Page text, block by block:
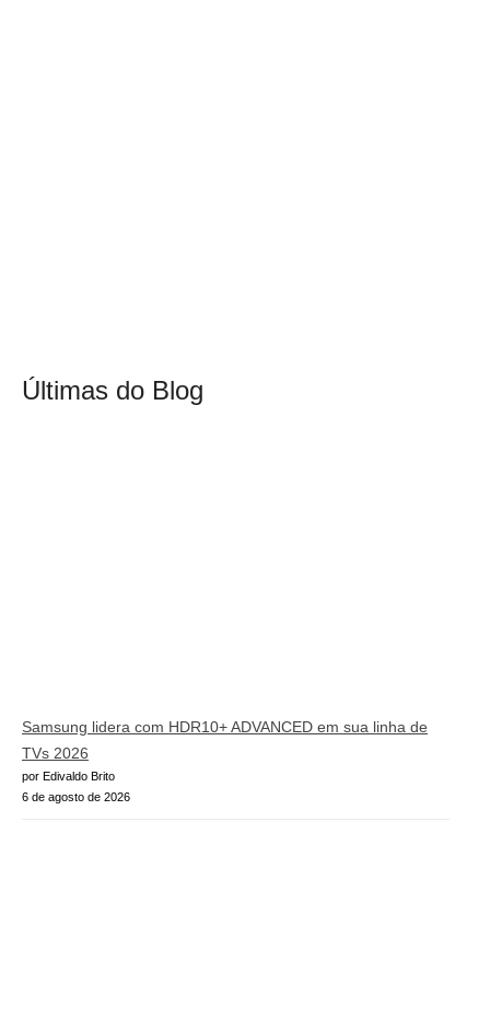
Últimas do Blog
Samsung lidera com HDR10+ ADVANCED em sua linha de
TVs 2026
por Edivaldo Brito
6 de agosto de 2026